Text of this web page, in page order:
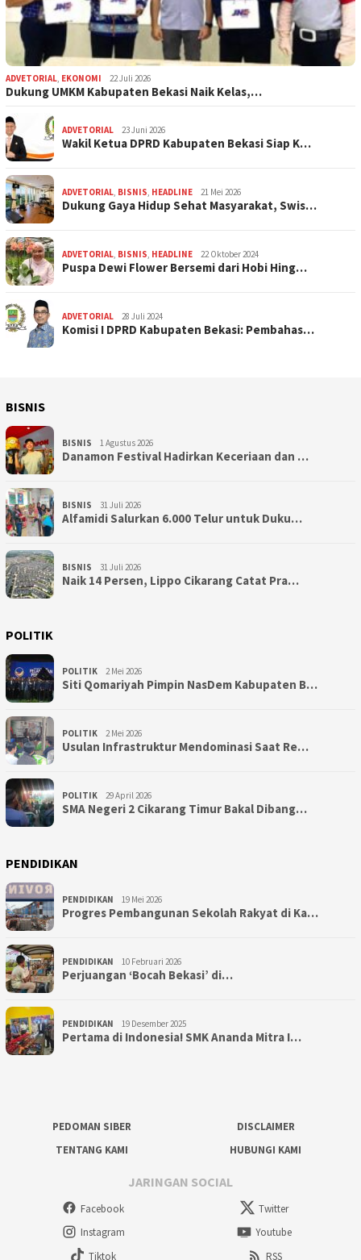
ADVETORIAL, EKONOMI 22 Juli 2026
Dukung UMKM Kabupaten Bekasi Naik Kelas,…
ADVETORIAL 23 Juni 2026
Wakil Ketua DPRD Kabupaten Bekasi Siap K…
ADVETORIAL, BISNIS, HEADLINE 21 Mei 2026
Dukung Gaya Hidup Sehat Masyarakat, Swis…
ADVETORIAL, BISNIS, HEADLINE 22 Oktober 2024
Puspa Dewi Flower Bersemi dari Hobi Hing…
ADVETORIAL 28 Juli 2024
Komisi I DPRD Kabupaten Bekasi: Pembahas…
BISNIS
BISNIS 1 Agustus 2026
Danamon Festival Hadirkan Keceriaan dan …
BISNIS 31 Juli 2026
Alfamidi Salurkan 6.000 Telur untuk Duku…
BISNIS 31 Juli 2026
Naik 14 Persen, Lippo Cikarang Catat Pra…
POLITIK
POLITIK 2 Mei 2026
Siti Qomariyah Pimpin NasDem Kabupaten B…
POLITIK 2 Mei 2026
Usulan Infrastruktur Mendominasi Saat Re…
POLITIK 29 April 2026
SMA Negeri 2 Cikarang Timur Bakal Dibang…
PENDIDIKAN
PENDIDIKAN 19 Mei 2026
Progres Pembangunan Sekolah Rakyat di Ka…
PENDIDIKAN 10 Februari 2026
Perjuangan ‘Bocah Bekasi’ di…
PENDIDIKAN 19 Desember 2025
Pertama di Indonesia! SMK Ananda Mitra I…
PEDOMAN SIBER
DISCLAIMER
TENTANG KAMI
HUBUNGI KAMI
JARINGAN SOCIAL
Facebook
Twitter
Instagram
Youtube
Tiktok
RSS